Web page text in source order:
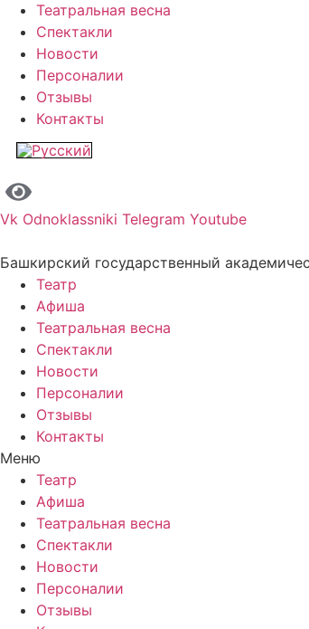
Театральная весна
Спектакли
Новости
Персоналии
Отзывы
Контакты
Vk Odnoklassniki Telegram Youtube
Башкирский государственный
Театр
Афиша
Театральная весна
Спектакли
Новости
Персоналии
Отзывы
Контакты
Меню
Театр
Афиша
Театральная весна
Спектакли
Новости
Персоналии
Отзывы